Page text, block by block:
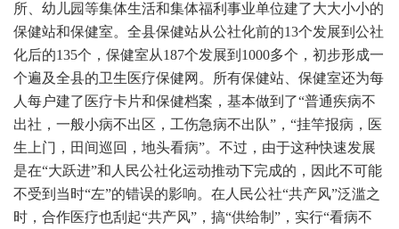
所、幼儿园等集体生活和集体福利事业单位建了大大小小的
保健站和保健室。全县保健站从公社化前的13个发展到公社
化后的135个，保健室从187个发展到1000多个，初步形成一
个遍及全县的卫生医疗保健网。所有保健站、保健室还为每
人每户建了医疗卡片和保健档案，基本做到了“普通疾病不
出社，一般小病不出区，工伤急病不出队”，“挂竿报病，医
生上门，田间巡回，地头看病”。不过，由于这种快速发展
是在“大跃进”和人民公社化运动推动下完成的，因此不可能
不受到当时“左”的错误的影响。在人民公社“共产风”泛滥之
时，合作医疗也刮起“共产风”，搞“供给制”，实行“看病不